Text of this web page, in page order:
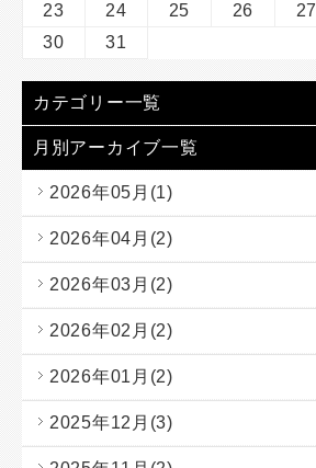
23
24 25 26 27
30
31
カテゴリー一覧
月別アーカイブ一覧
2026年05月(1)
2026年04月(2)
2026年03月(2)
2026年02月(2)
2026年01月(2)
2025年12月(3)